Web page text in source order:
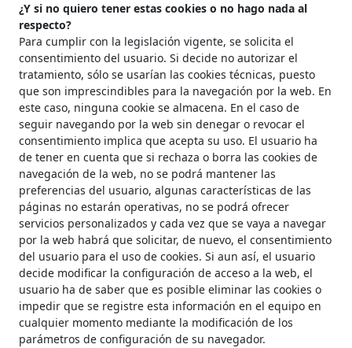
¿Y si no quiero tener estas cookies o no hago nada al
respecto?
Para cumplir con la legislación vigente, se solicita el
consentimiento del usuario. Si decide no autorizar el
tratamiento, sólo se usarían las cookies técnicas, puesto
que son imprescindibles para la navegación por la web. En
este caso, ninguna cookie se almacena. En el caso de
seguir navegando por la web sin denegar o revocar el
consentimiento implica que acepta su uso. El usuario ha
de tener en cuenta que si rechaza o borra las cookies de
navegación de la web, no se podrá mantener las
preferencias del usuario, algunas características de las
páginas no estarán operativas, no se podrá ofrecer
servicios personalizados y cada vez que se vaya a navegar
por la web habrá que solicitar, de nuevo, el consentimiento
del usuario para el uso de cookies. Si aun así, el usuario
decide modificar la configuración de acceso a la web, el
usuario ha de saber que es posible eliminar las cookies o
impedir que se registre esta información en el equipo en
cualquier momento mediante la modificación de los
parámetros de configuración de su navegador.